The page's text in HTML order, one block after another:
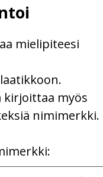
mielipiteesi
kirjoittaa myös
nimimerkki.
Name